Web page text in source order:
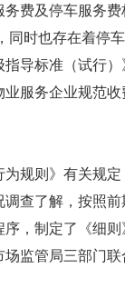
费及停车服务
同时也存在着停
导标准（试行
服务企业规范
规则》有关规
查了解，按照前
，制定了《细
监管局三部门